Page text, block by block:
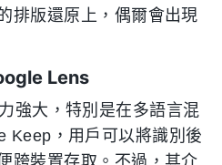
排版還原上，偶爾會出現
Lens
強大，特別是在多語言混
Keep，用戶可以將識別後
跨裝置存取。不過，其介